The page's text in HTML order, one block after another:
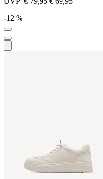
-12 %